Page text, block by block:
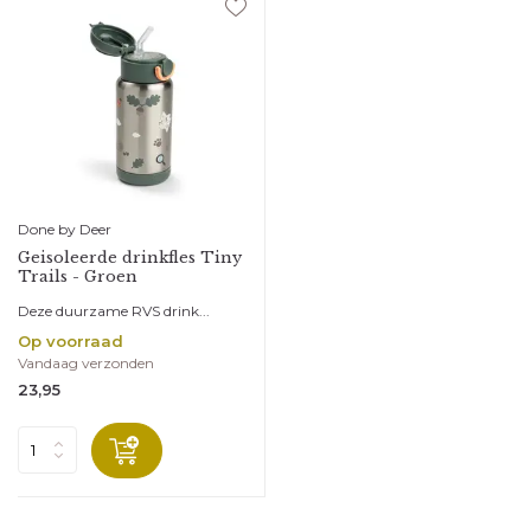
Done by Deer
Geisoleerde drinkfles Tiny
Trails - Groen
Deze duurzame RVS drink...
Op voorraad
Vandaag verzonden
23,95